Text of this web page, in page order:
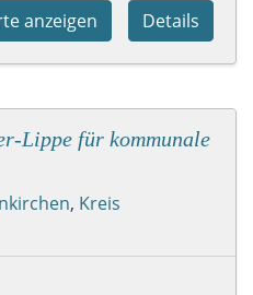
Details
anzeigen
Lippe für kommunale
, Kreis